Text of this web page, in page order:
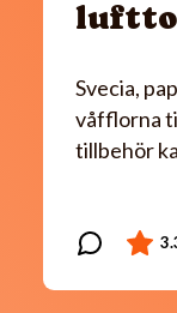
Svecia,
våfflorna
tillbehör